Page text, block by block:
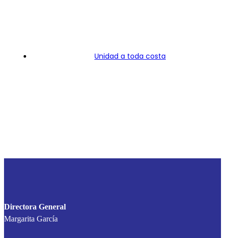
Unidad a toda costa
Directora General
Margarita García